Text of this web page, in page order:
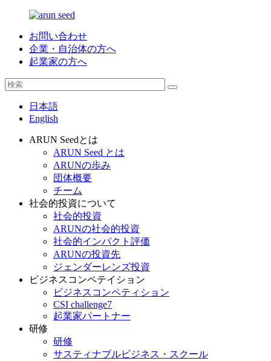
お問い合わせ
企業・自治体の方へ
起業家の方へ
日本語
English
ARUN Seedとは
ARUN Seed とは
ARUNの歩み
団体概要
チーム
社会的投資について
社会的投資
ARUNの社会的投資
社会的インパクト評価
ARUNの投資先
ジェンダーレンズ投資
ビジネスコンペテイション
ビジネスコンペティション
CSI challenge7
起業家パートナー
研修
研修
サスティナブルビジネス・スクール